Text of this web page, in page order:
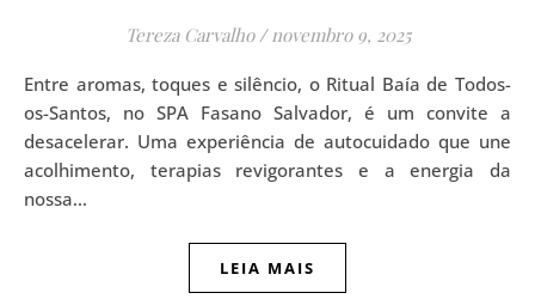
Tereza Carvalho / novembro 9, 2025
Entre aromas, toques e silêncio, o Ritual Baía de Todos-
os-Santos, no SPA Fasano Salvador, é um convite a
desacelerar. Uma experiência de autocuidado que une
acolhimento, terapias revigorantes e a energia da
nossa…
LEIA MAIS